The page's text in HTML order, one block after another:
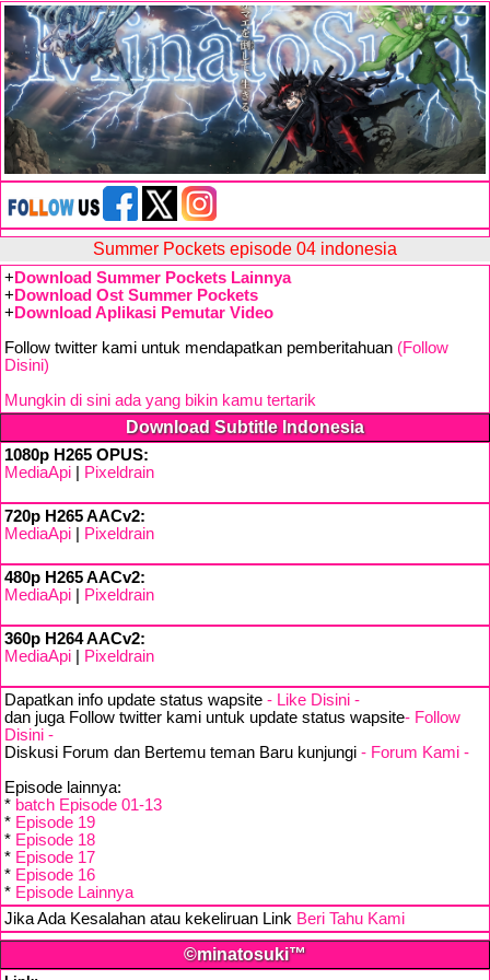
Summer Pockets episode 04 indonesia
+ Download Summer Pockets Lainnya
+ Download Ost Summer Pockets
+ Download Aplikasi Pemutar Video
Follow twitter kami untuk mendapatkan pemberitahuan (Follow
Disini)
Mungkin di sini ada yang bikin kamu tertarik
Download Subtitle Indonesia
1080p H265 OPUS:
MediaApi
Pixeldrain
720p H265 AACv2:
MediaApi
Pixeldrain
480p H265 AACv2:
MediaApi
Pixeldrain
360p H264 AACv2:
MediaApi
Pixeldrain
Dapatkan info update status wapsite - Like Disini -
dan juga Follow twitter kami untuk update status wapsite- Follow
Disini -
Diskusi Forum dan Bertemu teman Baru kunjungi - Forum Kami -
Episode lainnya:
* batch Episode 01-13
* Episode 19
* Episode 18
* Episode 17
* Episode 16
* Episode Lainnya
Jika Ada Kesalahan atau kekeliruan Link Beri Tahu Kami
©minatosuki™